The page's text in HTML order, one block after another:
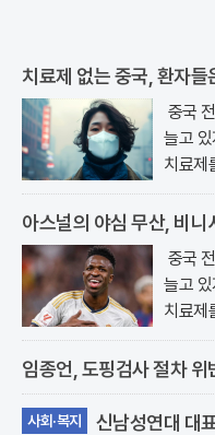
치료제 없는 중국, 환자들
중국
늘고
치료제
최근
아스널의 야심 무산, 비니
중국
늘고
치료제
최근
임종언, 도핑검사 절차 위
사회·복지 신남성연대 대